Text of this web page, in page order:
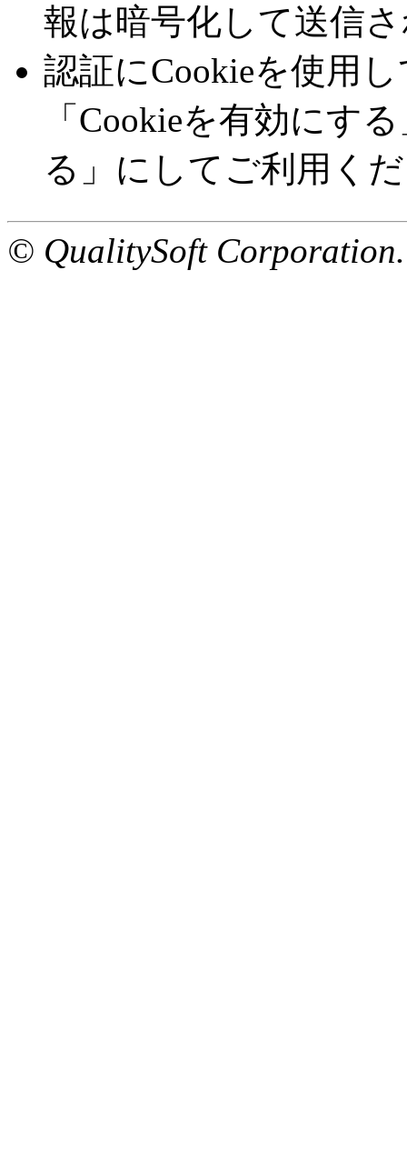
報は暗号化して送信
認証にCookieを使用
「Cookieを有効にす
る」にしてご利用く
© QualitySoft Corporation.